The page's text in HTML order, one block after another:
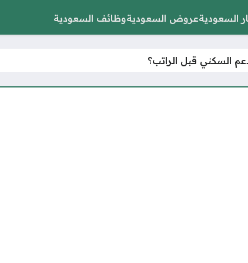
السعوديةعروض السعوديةوظائف السعودية
السكني قبل الراتب؟